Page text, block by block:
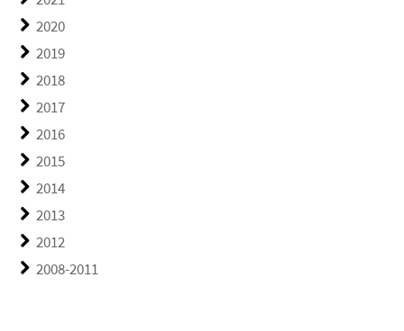
2020
2019
2018
2017
2016
2015
2014
2013
2012
2008-2011